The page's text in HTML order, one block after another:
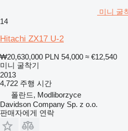
미니 굴
14
Hitachi ZX17 U-2
₩20,630,000 PLN 54,000 ≈ €12,540
미니 굴착기
2013
4,722 주행 시간
폴란드, Modliborzyce
Davidson Company Sp. z o.o.
판매자에게 연락